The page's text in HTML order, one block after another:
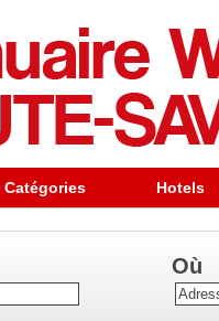
Catégories Hotels
Où